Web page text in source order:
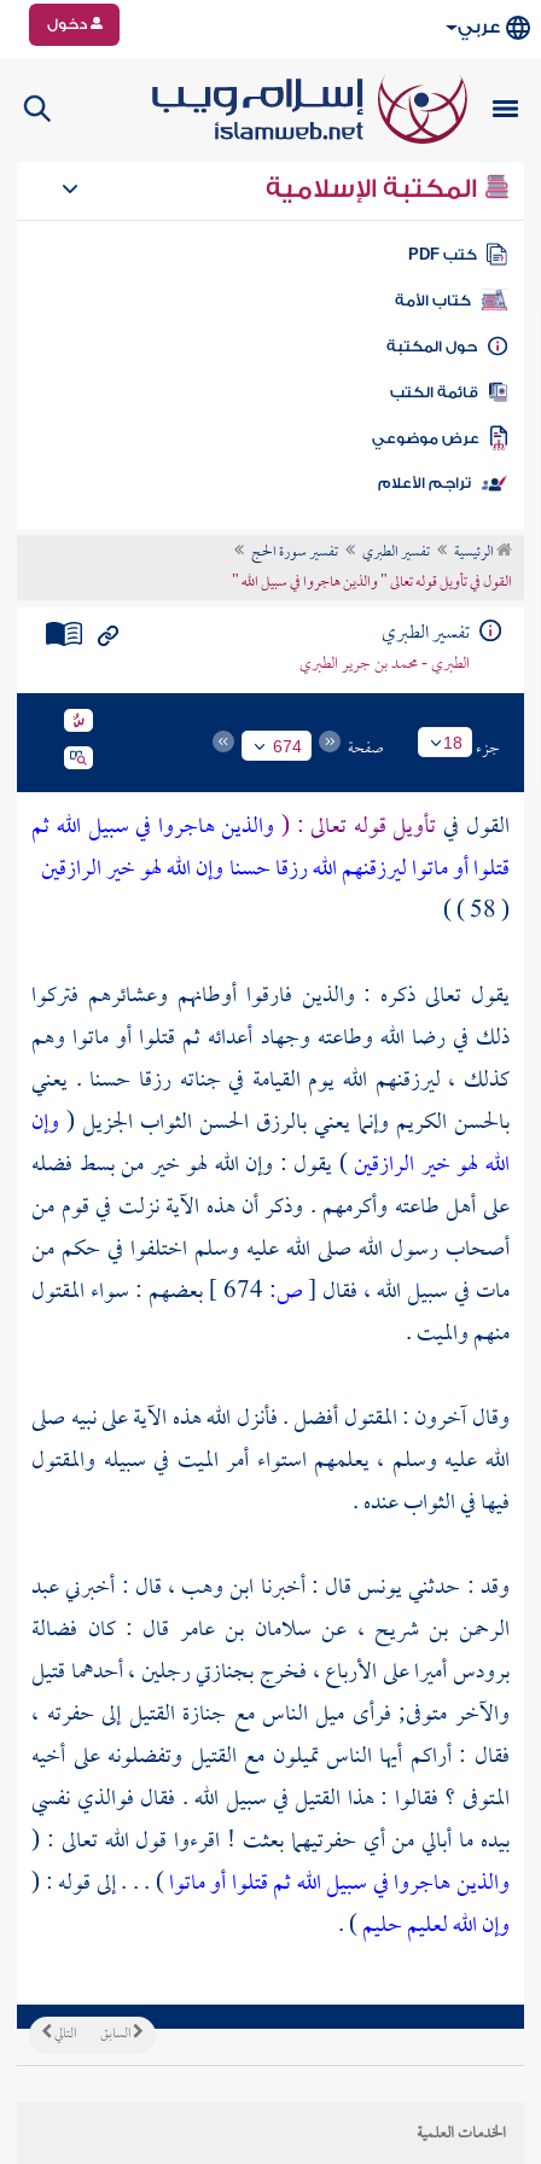
عربي دخول
المكتبة الإسلامية
كتب PDF
كتاب الأمة
المكتبة
الكتب
موضوعي
تراجم الأعلام
الرئيسية تفسير الطبري
تفسير سورة الحج
القول في تأويل قوله تعالى " والذين هاجروا في سبيل الله "
تفسير الطبري
الطبري - محمد بن جرير الطبري
جزء 18 صفحة 674
القول فيتأويل قوله تعالى : (والذين هاجروا في سبيل الله ثم
قتلوا أو ماتوا ليرزقنهم الله رزقا حسنا وإن الله لهو خير الرازقين
( 58 ) )
يقول تعالى ذكره : والذين فارقوا أوطانهم وعشائرهم فتركوا
ذلك في رضا الله وطاعته وجهاد أعدائه ثم قتلوا أو ماتوا وهم
كذلك ، ليرزقنهم الله يوم القيامة في جناته رزقا حسنا . يعني
بالحسن الكريم وإنما يعني بالرزق الحسنالثواب الجزيل (وإن
الله لهو خير الرازقين) يقول : وإن الله لهو خير من بسط فضله
على أهل طاعته وأكرمهم . وذكر أن هذه الآية نزلت في قوم من
أصحاب رسول الله صلى الله عليه وسلم اختلفوا في حكم من
مات في سبيل الله ، فقال[ص:
بعضهم : سواء المقتول
منهم والميت .
وقال آخرون : المقتول أفضل . فأنزل الله هذه الآية على نبيه صلى
الله عليه وسلم ، يعلمهم استواء أمر الميت في سبيله والمقتول
فيها في الثواب عنده .
وقد : حدثنييونسقال : أخبرنا ابن وهب، قال : أخبرنيعبد
الرحمن بن شريح ، عن سلامان بن عامر قال : كان ف‍ضالة
برودسأميرا على الأرباع ، فخرج بجنازتي رجلين ، أحدهما قتيل
والآخر متوفى; فرأى ميل الناس مع جنازة القتيل إلى حفرته ،
فقال : أراكم أيها الناس تميلون مع القتيل وتفضلونه على أخيه
المتوفى ؟ فقالوا : هذا القتيل في سبيل الله . فقال فوالذي نفسي
بيده ما أبالي من أي حفرتيهما بعثت ! اقرءوا قول الله تعالى : (
والذين هاجروا في سبيل الله ثم قتلوا أو ماتوا) . . . إلى قوله : (
وإن الله لعليم حليم) .
التالي السابق
الخدمات العلمية